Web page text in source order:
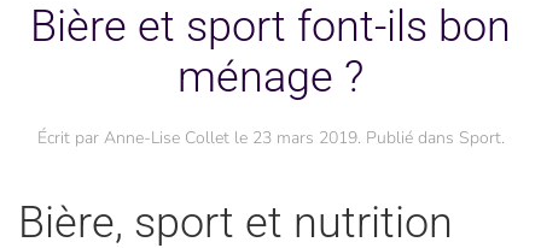
Bière et sport font-ils bon
ménage ?
Écrit par Anne-Lise Colletle 23 mars 2019. Publié dans Sport.
Bière, sport et nutrition